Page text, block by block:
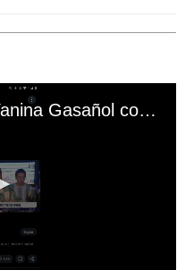
El mal momento de Yanina Gasañol con un hincha argentino en "Subrayado"